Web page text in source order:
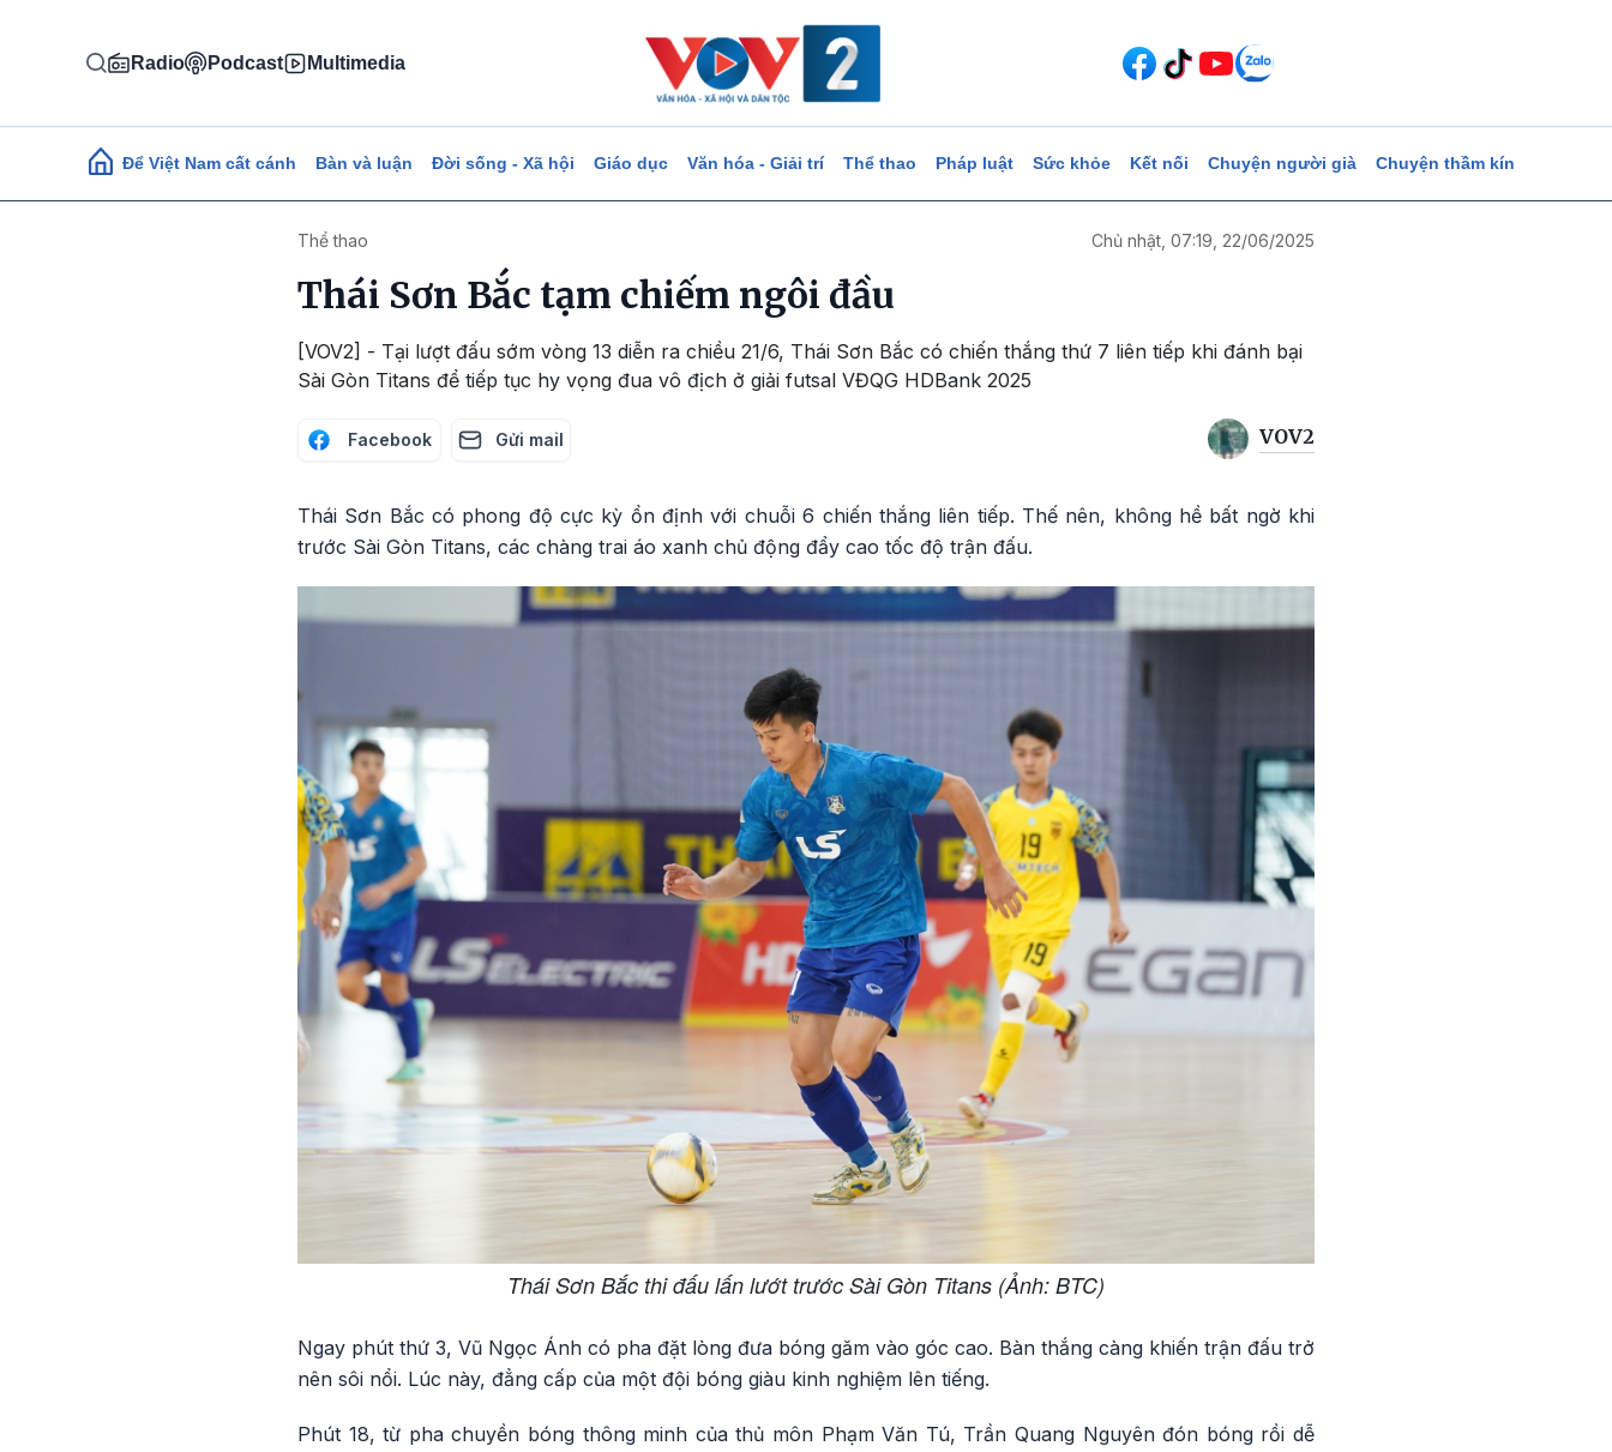
Radio Podcast Multimedia
Main navigation
Để Việt Nam cất cánh Bàn và luận Đời sống - Xã hội Giáo dục Văn hóa - Giải trí Thể thao Pháp luật Sức khỏe Kết nối Chuyện người già Chuyện thầm kín
Thể thao Chủ nhật, 07:19, 22/06/2025
Thái Sơn Bắc tạm chiếm ngôi đầu
[VOV2] - Tại lượt đấu sớm vòng 13 diễn ra chiều 21/6, Thái Sơn Bắc có chiến thắng thứ 7 liên tiếp khi đánh bại
Sài Gòn Titans để tiếp tục hy vọng đua vô địch ở giải futsal VĐQG HDBank 2025
Facebook Gửi mail VOV2
Thái Sơn Bắc có phong độ cực kỳ ổn định với chuỗi 6 chiến thắng liên tiếp. Thế nên, không hề bất ngờ khi
trước Sài Gòn Titans, các chàng trai áo xanh chủ động đẩy cao tốc độ trận đấu.
Thái Sơn Bắc thi đấu lấn lướt trước Sài Gòn Titans (Ảnh: BTC)
Ngay phút thứ 3, Vũ Ngọc Ánh có pha đặt lòng đưa bóng găm vào góc cao. Bàn thắng càng khiến trận đấu trở
nên sôi nổi. Lúc này, đẳng cấp của một đội bóng giàu kinh nghiệm lên tiếng.
Phút 18, từ pha chuyền bóng thông minh của thủ môn Phạm Văn Tú, Trần Quang Nguyên đón bóng rồi dễ